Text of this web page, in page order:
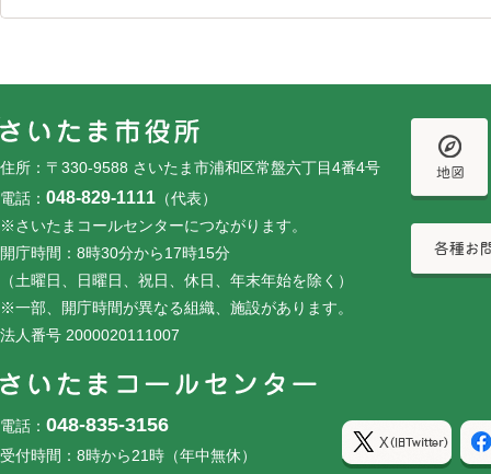
住所：〒330-9588 さいたま市浦和区常盤六丁目4番4号
電話： 048-829-1111 （代表）
※さいたまコールセンターにつながります。
開庁時間：8時30分から17時15分
（土曜日、日曜日、祝日、休日、年末年始を除く）
※一部、開庁時間が異なる組織、施設があります。
法人番号 2000020111007
電話： 048-835-3156
受付時間：8時から21時（年中無休）